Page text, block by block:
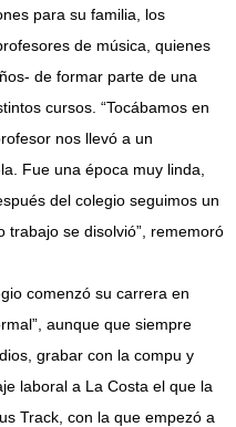
para su familia, los
de música, quienes
de formar parte de una
cursos. “Tocábamos en
nos llevó a un
Fue una época muy linda,
del colegio seguimos un
trabajo se disolvió”, rememoró
comenzó su carrera en
aunque que siempre
grabar con la compu y
laboral a La Costa el que la
Track, con la que empezó a